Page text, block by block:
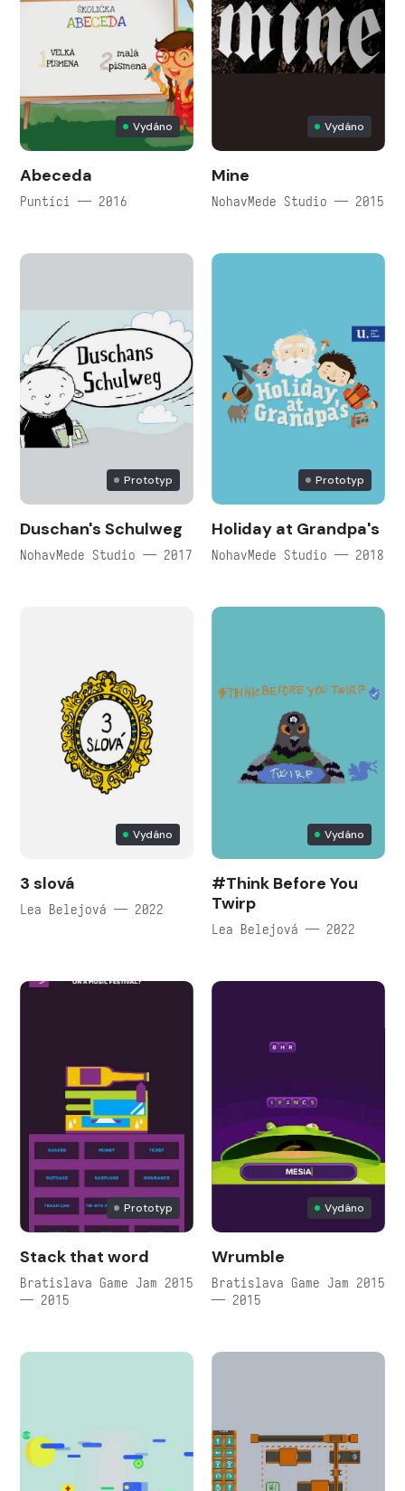
Vydáno
Abeceda
Puntíci — 2016
Vydáno
Mine
NohavMede Studio — 2015
Prototyp
Duschan's Schulweg
NohavMede Studio — 2017
Prototyp
Holiday at Grandpa's
NohavMede Studio — 2018
Vydáno
3 slová
Lea Belejová — 2022
Vydáno
#Think Before You
Twirp
Lea Belejová — 2022
Prototyp
Stack that word
Bratislava Game Jam 2015
— 2015
Vydáno
Wrumble
Bratislava Game Jam 2015
— 2015